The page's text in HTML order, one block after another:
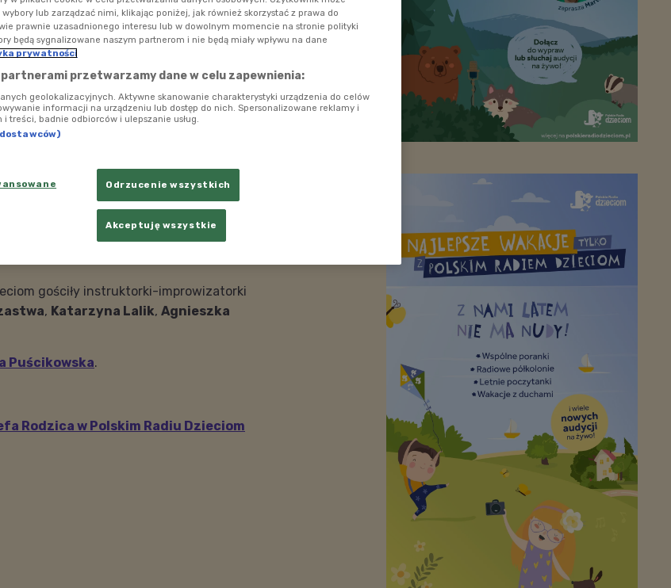
improwizacji
gościły instruktorki-improwizatorki
, Katarzyna Lalik, Agnieszka
Puścikowska.
Rodzica w Polskim Radiu Dzieciom
lub zarządzać nimi, klikając poniżej, jak również skorzystać z prawa do
prawnie uzasadnionego interesu lub w dowolnym momencie na stronie polityki
będą sygnalizowane naszym partnerom i nie będą miały wpływu na dane
prywatności
partnerami przetwarzamy dane w celu zapewnienia:
geolokalizacyjnych. Aktywne skanowanie charakterystyki urządzenia do celów
informacji na urządzeniu lub dostęp do nich. Spersonalizowane reklamy i
treści, badnie odbiorców i ulepszanie usług.
Odrzucenie wszystkich
Akceptuję wszystkie